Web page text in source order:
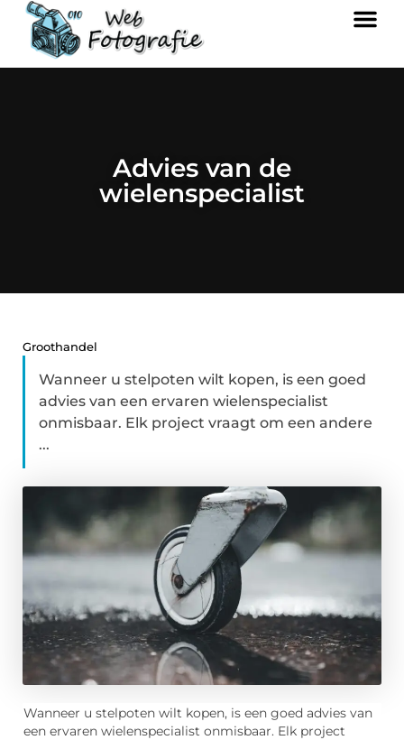
Advies van de
wielenspecialist
Groothandel
Wanneer u stelpoten wilt kopen, is een goed
advies van een ervaren wielenspecialist
onmisbaar. Elk project vraagt om een andere
...
Wanneer u stelpoten wilt kopen, is een goed advies van
een ervaren wielenspecialist onmisbaar. Elk project